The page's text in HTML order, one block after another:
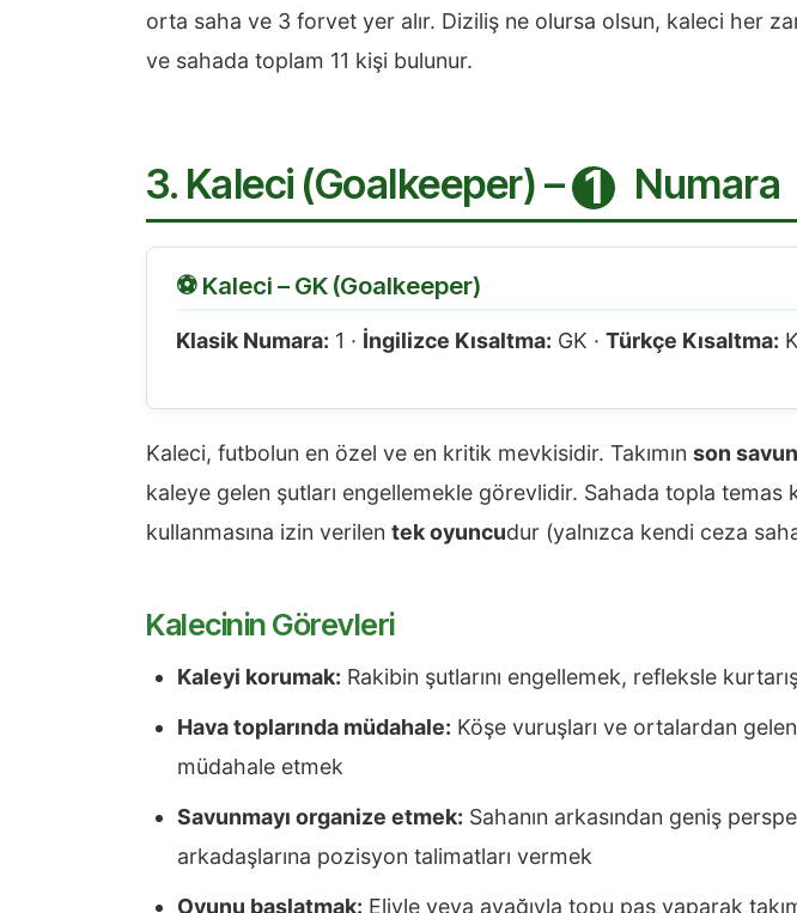
orta saha ve 3 forvet yer alır. Diziliş ne olursa olsun, kaleci her
ve sahada toplam 11 kişi bulunur.
3. Kaleci (Goalkeeper) – 1 Numara
⚽ Kaleci – GK (Goalkeeper)
Klasik Numara: 1 · İngilizce Kısaltma: GK · Türkçe Kısaltma:
Kaleci, futbolun en özel ve en kritik mevkisidir. Takımın son
kaleye gelen şutları engellemekle görevlidir. Sahada topla temas
kullanmasına izin verilen tek oyuncudur (yalnızca kendi ceza
Kalecinin Görevleri
Kaleyi korumak: Rakibin şutlarını engellemek, refleksle
Hava toplarında müdahale: Köşe vuruşları ve ortalardan
müdahale etmek
Savunmayı organize etmek: Sahanın arkasından geniş
arkadaşlarına pozisyon talimatları vermek
Oyunu başlatmak: Eliyle veya ayağıyla topu pas yaparak